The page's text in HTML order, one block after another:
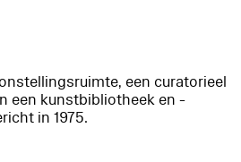
een curatorieel
een kunstbibliotheek en -
in 1975.